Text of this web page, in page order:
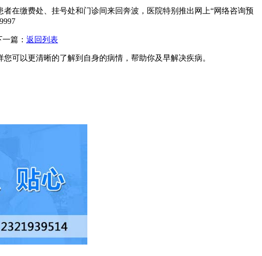
在缴费处、挂号处和门诊间来回奔波，医院特别推出网上“网络咨询预
一篇： 返回列表
可以更清晰的了解到自身的病情，帮助你及早解决疾病。